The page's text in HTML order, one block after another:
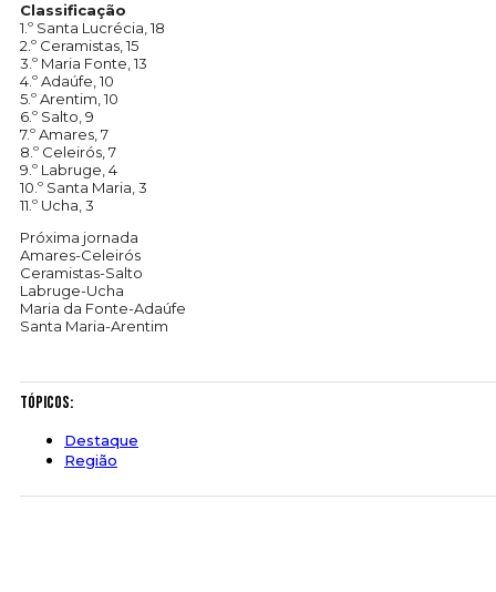
Classificação
1.º Santa Lucrécia, 18
2.º Ceramistas, 15
3.º Maria Fonte, 13
4.º Adaúfe, 10
5.º Arentim, 10
6.º Salto, 9
7.º Amares, 7
8.º Celeirós, 7
9.º Labruge, 4
10.º Santa Maria, 3
11.º Ucha, 3
Próxima jornada
Amares-Celeirós
Ceramistas-Salto
Labruge-Ucha
Maria da Fonte-Adaúfe
Santa Maria-Arentim
Tópicos:
Destaque
Região